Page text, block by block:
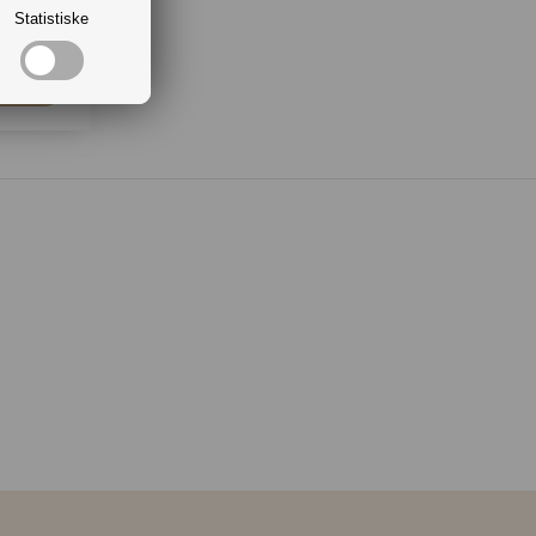
Statistiske
5 stk.